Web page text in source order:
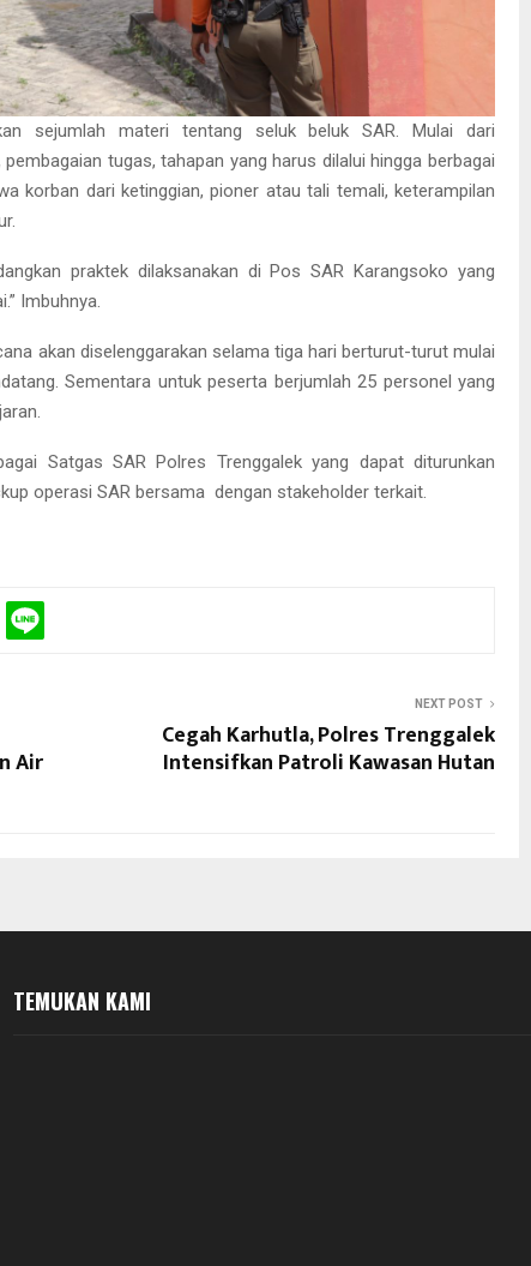
sejumlah materi tentang seluk beluk SAR. Mulai dari
tugas, tahapan yang harus dilalui hingga berbagai
korban dari ketinggian, pioner atau tali temali, keterampilan
praktek dilaksanakan di Pos SAR Karangsoko yang
Imbuhnya.
akan diselenggarakan selama tiga hari berturut-turut mulai
Sementara untuk peserta berjumlah 25 personel yang
Satgas SAR Polres Trenggalek yang dapat diturunkan
operasi SAR bersama dengan stakeholder terkait.
Air
NEXT POST
Cegah Karhutla, Polres Trenggalek
Intensifkan Patroli Kawasan Hutan
TEMUKAN KAMI